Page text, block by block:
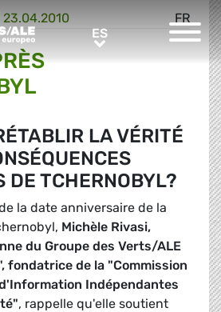
ESES
FR
23.04.2010
LA VÉRITÉ
DE TCHERNOBYL?
la date anniversaire de la
Michèle Rivasi,
du Groupe des Verts/ALE
fondatrice de la "Commission
Indépendantes
, rappelle qu'elle soutient